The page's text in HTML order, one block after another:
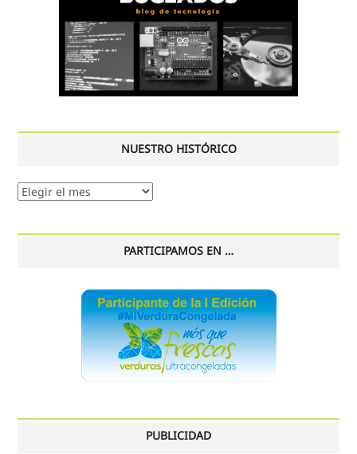
NUESTRO HISTÓRICO
Nuestro
PARTICIPAMOS EN …
PUBLICIDAD